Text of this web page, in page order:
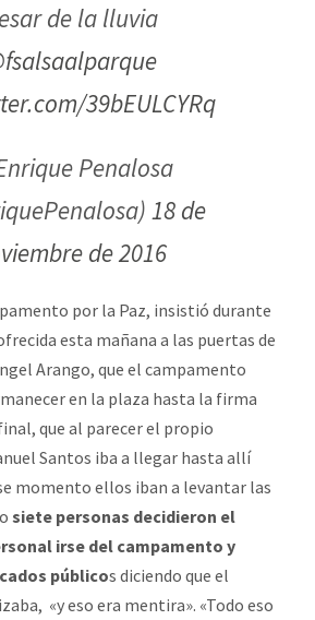
de la lluvia
39bEULCYRq
Penalosa
18 de
de 2016
por la Paz, insistió durante
esta mañana a las puertas de
Arango, que el campamento
en la plaza hasta la firma
que al parecer el propio
Santos iba a llegar hasta allí
momento ellos iban a levantar las
siete personas decidieron el
irse del campamento y
públicos diciendo que el
«y eso era mentira». «Todo eso